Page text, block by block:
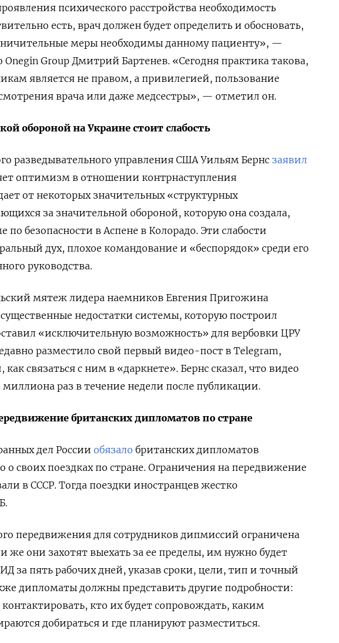
психического расстройства необходимость
есть, врач должен будет определить и обосновать,
меры необходимы данному пациенту», —
Onegin Group Дмитрий Бартенев. «Сегодня практика такова,
является не правом, а привилегией, пользование
врача или даже медсестры», — отметил он.
обороной на Украине стоит слабость
разведывательного управления США Уильям Бернс заявил
оптимизм в отношении контрнаступления
от некоторых значительных «структурных
за значительной обороной, которую она создала,
по безопасности в Аспене в Колорадо. Эти слабости
дух, плохое командование и «беспорядок» среди его
руководства.
мятеж лидера наемников Евгения Пригожина
недостатки системы, которую построил
«исключительную возможность» для вербовки ЦРУ
разместило свой первый видео-пост в Telegram,
связаться с ним в «даркнете». Бернс сказал, что видео
раз в течение недели после публикации.
британских дипломатов по стране
дел России обязало британских дипломатов
о своих поездках по стране. Ограничения на передвижение
в СССР. Тогда поездки иностранцев жестко
передвижения для сотрудников дипмиссий ограничена
же они захотят выехать за ее пределы, им нужно будет
за пять рабочих дней, указав сроки, цели, тип и точный
дипломаты должны представить другие подробности:
кто их будет сопровождать, каким
добираться и где планируют разместиться.